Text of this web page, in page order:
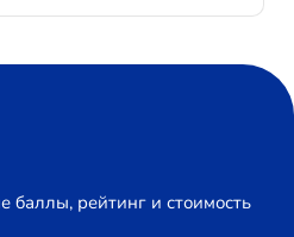
баллы, рейтинг и стоимость